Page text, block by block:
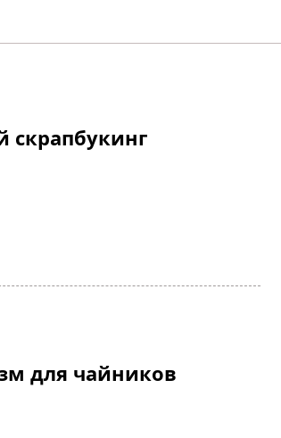
скрапбукинг
для чайников